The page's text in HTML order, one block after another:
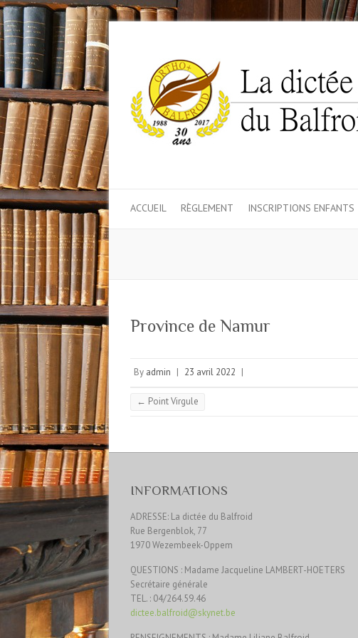
ACCUEIL RÈGLEMENT INSCRIPTIONS ENFANTS
Province de Namur
By admin | 23 avril 2022 |
← Point Virgule
INFORMATIONS
ADRESSE: La dictée du Balfroid
Rue Bergenblok, 77
1970 Wezembeek-Oppem
QUESTIONS : Madame Jacqueline LAMBERT-HOETERS
Secrétaire générale
TEL. : 04/264.59.46
dictee.balfroid@skynet.be